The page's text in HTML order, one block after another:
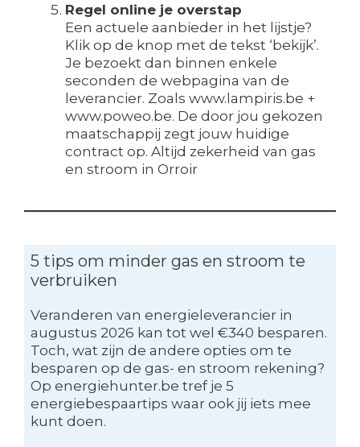
Regel online je overstap
Een actuele aanbieder in het lijstje?
Klik op de knop met de tekst ‘bekijk’.
Je bezoekt dan binnen enkele
seconden de webpagina van de
leverancier. Zoals www.lampiris.be +
www.poweo.be. De door jou gekozen
maatschappij zegt jouw huidige
contract op. Altijd zekerheid van gas
en stroom in Orroir
5 tips om minder gas en stroom te
verbruiken
Veranderen van energieleverancier in
augustus 2026 kan tot wel €340 besparen.
Toch, wat zijn de andere opties om te
besparen op de gas- en stroom rekening?
Op energiehunter.be tref je 5
energiebespaartips waar ook jij iets mee
kunt doen.